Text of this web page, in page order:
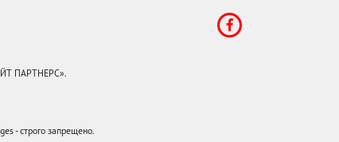
ПАРТНЕРС».
- строго запрещено.